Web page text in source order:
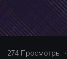
274 Просмотры ·